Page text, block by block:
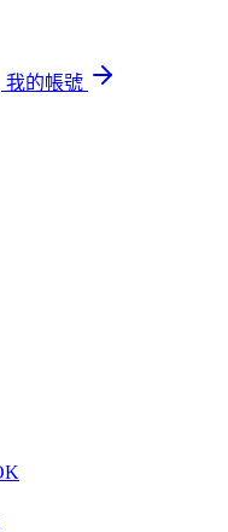
我的帳號